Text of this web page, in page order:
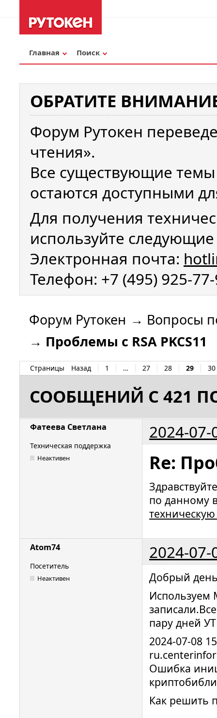
Главная Поиск
ОБРАТИТЕ
Форум Рутокен
чтения».
Все существующие
остаются доступными
Для получения
используйте
Электронная почта:
Телефон: +7 (495) 925-
Форум Рутокен → Вопросы
→ Проблемы с RSA PKCS11
Страницы Назад 1 … 27 28 29 30
СООБЩЕНИЙ С 421
Фатеева Светлана 2024-07-
Техническая поддержка
Неактивен Re:
по данному
Atom74 2024-07-
Посетитель
Неактивен
Добрый
Используем
пару дней
2024-07-08
Ошибка
Как решить